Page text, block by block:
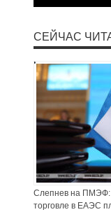
СЕЙЧАС
Слепнев на ПМЭФ:
торговле в ЕАЭС